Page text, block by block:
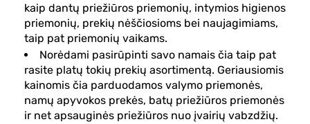
kaip dantų priežiūros priemonių, intymios higienos
priemonių, prekių nėščiosioms bei naujagimiams,
taip pat priemonių vaikams.
Norėdami pasirūpinti savo namais čia taip pat
rasite platų tokių prekių asortimentą. Geriausiomis
kainomis čia parduodamos valymo priemonės,
namų apyvokos prekės, batų priežiūros priemonės
ir net apsauginės priežiūros nuo įvairių vabzdžių.